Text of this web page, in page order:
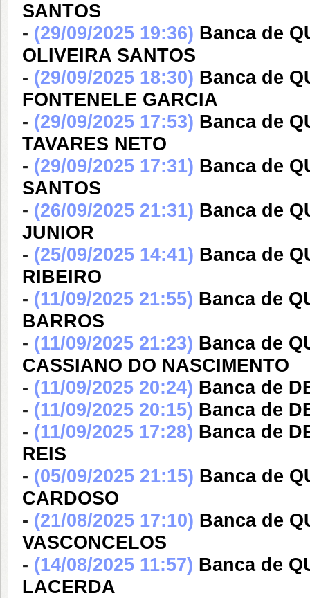
SANTOS
- (29/09/2025 19:36) Banca de
OLIVEIRA SANTOS
- (29/09/2025 18:30) Banca de
FONTENELE GARCIA
- (29/09/2025 17:53) Banca de
TAVARES NETO
- (29/09/2025 17:31) Banca de
SANTOS
- (26/09/2025 21:31) Banca de
JUNIOR
- (25/09/2025 14:41) Banca de
RIBEIRO
- (11/09/2025 21:55) Banca de
BARROS
- (11/09/2025 21:23) Banca de
CASSIANO DO NASCIMENTO
- (11/09/2025 20:24) Banca de
- (11/09/2025 20:15) Banca de
- (11/09/2025 17:28) Banca de
REIS
- (05/09/2025 21:15) Banca de
CARDOSO
- (21/08/2025 17:10) Banca de
VASCONCELOS
- (14/08/2025 11:57) Banca de
LACERDA